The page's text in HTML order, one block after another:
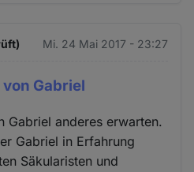
Mi. 24 Mai 2017 - 23:27
Gabriel
Gabriel anderes erwarten.
Gabriel in Erfahrung
Säkularisten und